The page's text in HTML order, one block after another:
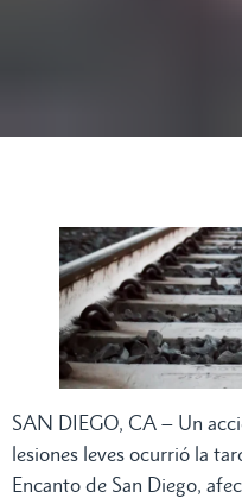
SAN DIEGO, CA – Un
lesiones leves ocurrió la
Encanto de San Diego,